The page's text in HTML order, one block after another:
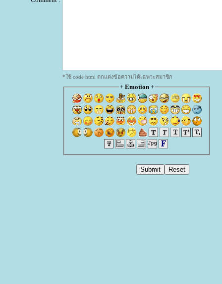
*ใช้ code html ตกแต่งข้อความได้เฉพาะสมาชิก
+ Emotion+